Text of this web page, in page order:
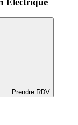
Prendre RDV